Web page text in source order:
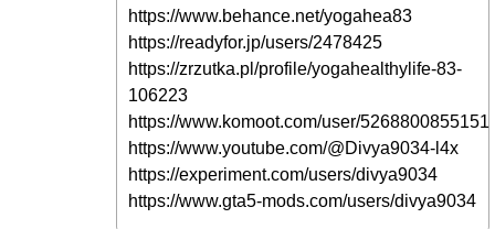
https://www.behance.net/yogahea83
https://readyfor.jp/users/2478425
https://zrzutka.pl/profile/yogahealthylife-83-
106223
https://www.komoot.com/user/5268800855151
https://www.youtube.com/@Divya9034-l4x
https://experiment.com/users/divya9034
https://www.gta5-mods.com/users/divya9034